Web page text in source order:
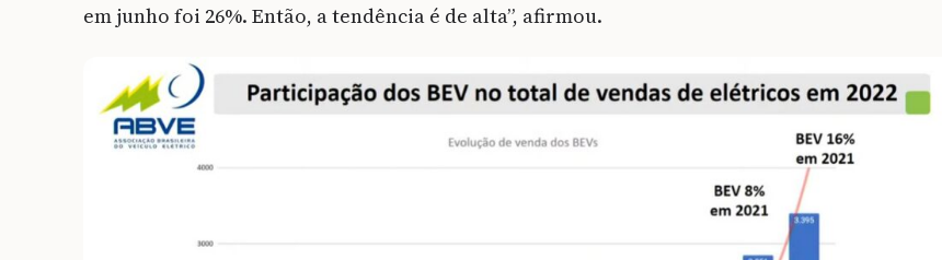
em junho foi 26%. Então, a tendência é de alta”, afirmou.